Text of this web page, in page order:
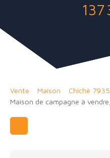
137
Vente Maison
Chiché
Maison de campagne à